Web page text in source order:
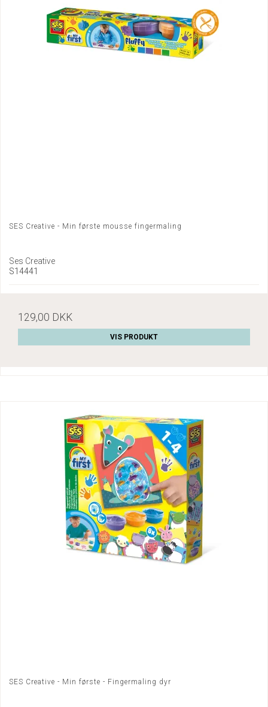
SES Creative - Min første mousse fingermaling
Ses Creative
S14441
129,00 DKK
VIS PRODUKT
SES Creative - Min første - Fingermaling dyr